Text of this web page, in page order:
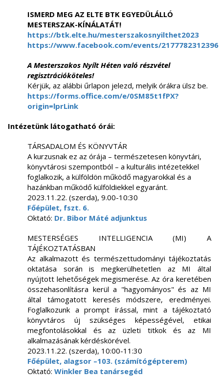
ISMERD MEG AZ ELTE BTK EGYEDÜLÁLLÓ
MESTERSZAK-KÍNÁLATÁT!
https://btk.elte.hu/mesterszakosnyilthet2023
https://www.facebook.com/events/
A Mesterszakos Nyílt Héten való részvétel
regisztrációköteles!
Kérjük, az alábbi űrlapon jelezd, melyik órákra ülsz be.
https://forms.office.com/e/0SM85t1fPX?
origin=lprLink
Intézetünk látogatható órái:
TÁRSADALOM ÉS KÖNYVTÁR
A kurzusnak ez az órája – természetesen könyvtári,
könyvtárosi szempontból – a kulturális intézetekkel
foglalkozik, a külföldön működő magyarokkal és a
hazánkban működő külföldiekkel egyaránt.
2023.11.22. (szerda), 9.00-10:30
Főépület, fszt. 6.
Oktató: Dr. Bibor Máté adjunktus
MESTERSÉGES INTELLIGENCIA (MI) A
TÁJÉKOZTATÁSBAN
Az alkalmazott és természettudományi tájékoztatás
oktatása során is megkerülhetetlen az MI által
nyújtott lehetőségek megismerése. Az óra keretében
összehasonlításra kerül a "hagyományos" és az MI
által támogatott keresés módszere, eredményei.
Foglalkozunk a prompt írással, mint a tájékoztató
könyvtáros új szükséges képességével, etikai
megfontolásokkal és az üzleti titkok és az MI
alkalmazásának kérdéskörével.
2023.11.22. (szerda), 10:00-11:30
Főépület, alagsor –103. (számítógépterem)
Oktató: Winkler Bea tanársegéd